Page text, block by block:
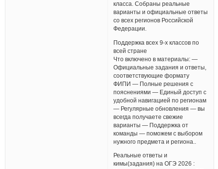
класса. Собраны реальные
варианты и официальные ответы
со всех регионов Российской
Федерации.
Поддержка всех 9-х классов по
всей стране
Что включено в материалы: —
Официальные задания и ответы,
соответствующие формату
ФИПИ — Полные решения с
пояснениями — Единый доступ с
удобной навигацией по регионам
— Регулярные обновления — вы
всегда получаете свежие
варианты — Поддержка от
команды — поможем с выбором
нужного предмета и региона..
Реальные ответы и
кимы(задания) на ОГЭ 2026 :